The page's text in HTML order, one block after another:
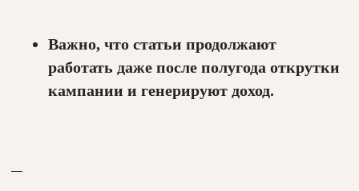
Важно, что статьи продолжают
работать даже после полугода открутки
кампании и генерируют доход.